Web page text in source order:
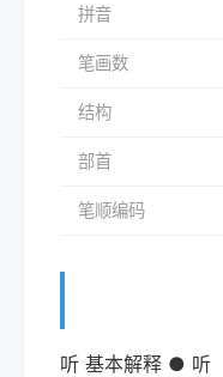
拼音
笔画数
结构
部首
笔顺编码
听 基本解释 ● 听